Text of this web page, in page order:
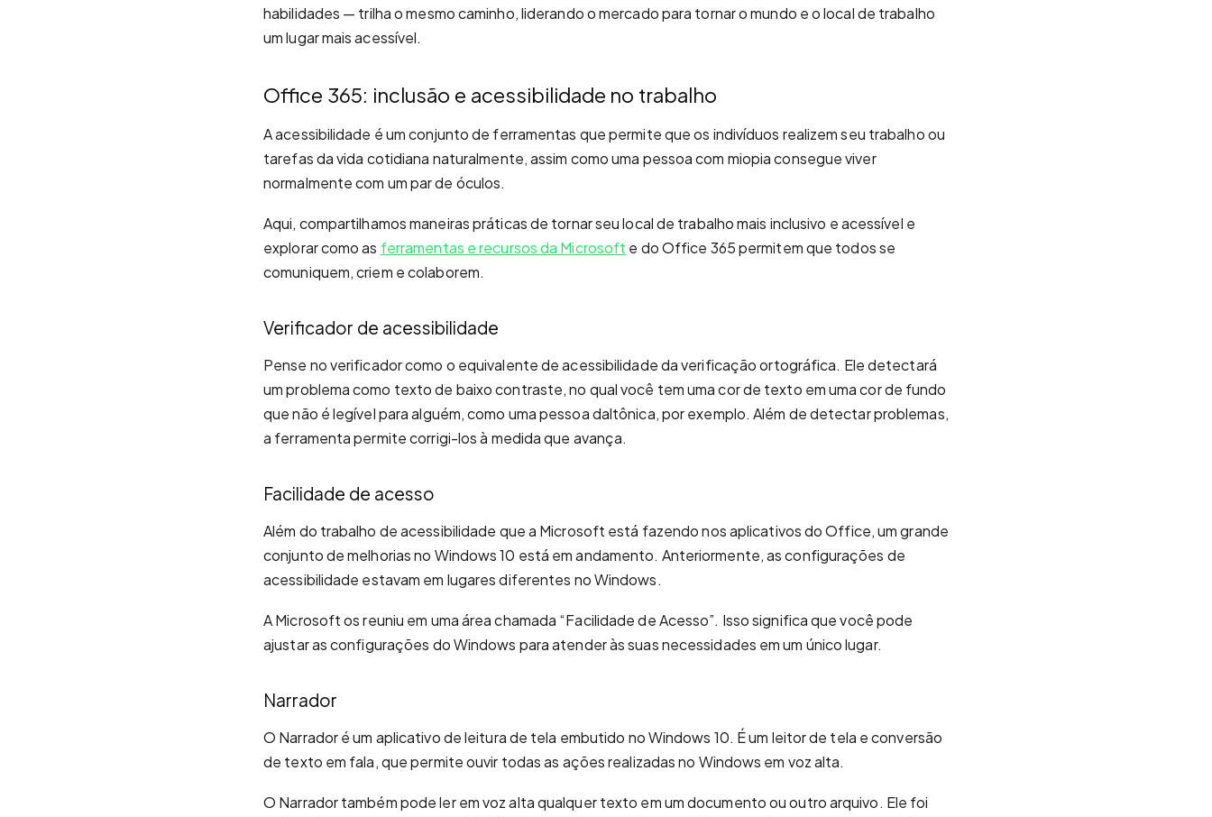
habilidades — trilha o mesmo caminho, liderando o mercado para tornar o mundo e o local de trabalho
um lugar mais acessível.
Office 365: inclusão e acessibilidade no trabalho
A acessibilidade é um conjunto de ferramentas que permite que os indivíduos realizem seu trabalho ou
tarefas da vida cotidiana naturalmente, assim como uma pessoa com miopia consegue viver
normalmente com um par de óculos.
Aqui, compartilhamos maneiras práticas de tornar seu local de trabalho mais inclusivo e acessível e
explorar como as ferramentas e recursos da Microsoft e do Office 365 permitem que todos se
comuniquem, criem e colaborem.
Verificador de acessibilidade
Pense no verificador como o equivalente de acessibilidade da verificação ortográfica. Ele detectará
um problema como texto de baixo contraste, no qual você tem uma cor de texto em uma cor de fundo
que não é legível para alguém, como uma pessoa daltônica, por exemplo. Além de detectar problemas,
a ferramenta permite corrigi-los à medida que avança.
Facilidade de acesso
Além do trabalho de acessibilidade que a Microsoft está fazendo nos aplicativos do Office, um grande
conjunto de melhorias no Windows 10 está em andamento. Anteriormente, as configurações de
acessibilidade estavam em lugares diferentes no Windows.
A Microsoft os reuniu em uma área chamada “Facilidade de Acesso”. Isso significa que você pode
ajustar as configurações do Windows para atender às suas necessidades em um único lugar.
Narrador
O Narrador é um aplicativo de leitura de tela embutido no Windows 10. É um leitor de tela e conversão
de texto em fala, que permite ouvir todas as ações realizadas no Windows em voz alta.
O Narrador também pode ler em voz alta qualquer texto em um documento ou outro arquivo. Ele foi